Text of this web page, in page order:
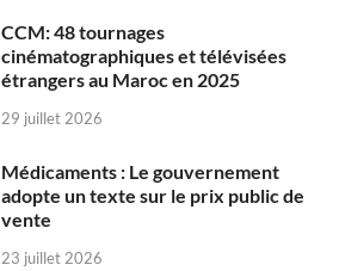
CCM: 48 tournages
cinématographiques et télévisées
étrangers au Maroc en 2025
29 juillet 2026
Médicaments : Le gouvernement
adopte un texte sur le prix public de
vente
23 juillet 2026